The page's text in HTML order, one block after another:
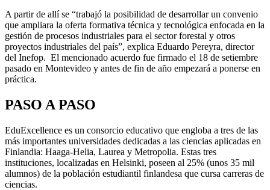
A partir de allí se “trabajó la posibilidad de desarrollar un convenio
que ampliara la oferta formativa técnica y tecnológica enfocada en la
gestión de procesos industriales para el sector forestal y otros
proyectos industriales del país”, explica Eduardo Pereyra, director
del Inefop. El mencionado acuerdo fue firmado el 18 de setiembre
pasado en Montevideo y antes de fin de año empezará a ponerse en
práctica.
PASO A PASO
EduExcellence es un consorcio educativo que engloba a tres de las
más importantes universidades dedicadas a las ciencias aplicadas en
Finlandia: Haaga-Helia, Laurea y Metropolia. Estas tres
instituciones, localizadas en Helsinki, poseen al 25% (unos 35 mil
alumnos) de la población estudiantil finlandesa que cursa carreras de
ciencias.